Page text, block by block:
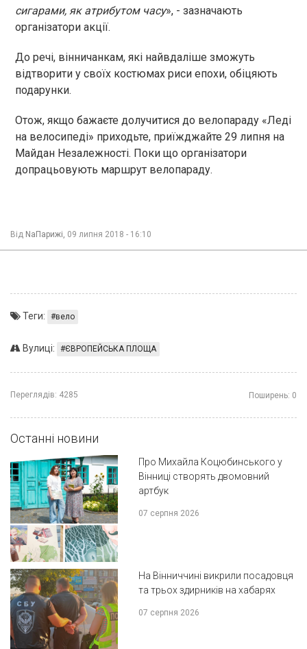
сигарами, як атрибутом часу», - зазначають
організатори акції.
До речі, вінничанкам, які найвдаліше зможуть
відтворити у своїх костюмах риси епохи, обіцяють
подарунки.
Отож, якщо бажаєте долучитися до велопараду «Леді
на велосипеді» приходьте, приїжджайте 29 липня на
Майдан Незалежності. Поки що організатори
допрацьовують маршрут велопараду.
Від NaПарижі, 09 липня 2018 - 16:10
Теги: вело
Вулиці: ЄВРОПЕЙСЬКА ПЛОЩА
Переглядів: 4285 Поширень: 0
Останні новини
Про Михайла Коцюбинського у
Вінниці створять двомовний
артбук
07 серпня 2026
На Вінниччині викрили посадовця
та трьох здирників на хабарях
07 серпня 2026